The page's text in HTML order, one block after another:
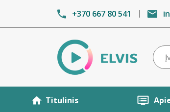
+370 667 80 541
Titulinis